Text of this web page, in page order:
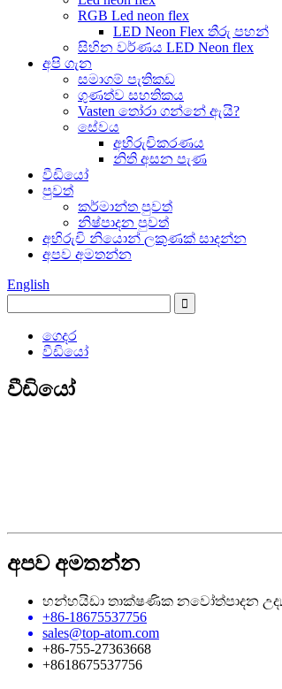
RGB Led neon flex
LED Neon Flex තීරු පහන්
සිහින වර්ණය LED ​​Neon flex
අපි ගැන
සමාගම් පැතිකඩ
ගුණත්ව සහතිකය
Vasten තෝරා ගන්නේ ඇයි?
සේවය
අභිරුචිකරණය
නිති අසන පැණ
වීඩියෝ
පුවත්
කර්මාන්ත පුවත්
නිෂ්පාදන පුවත්
අභිරුචි නියොන් ලකුණක් සාදන්න
අපව අමතන්න
English
ගෙදර
වීඩියෝ
වීඩියෝ
අපව අමතන්න
හන්හයිඩා තාක්ෂණික නවෝත්පාදන
+86-18675537756
sales@top-atom.com
+86-755-27363668
+8618675537756